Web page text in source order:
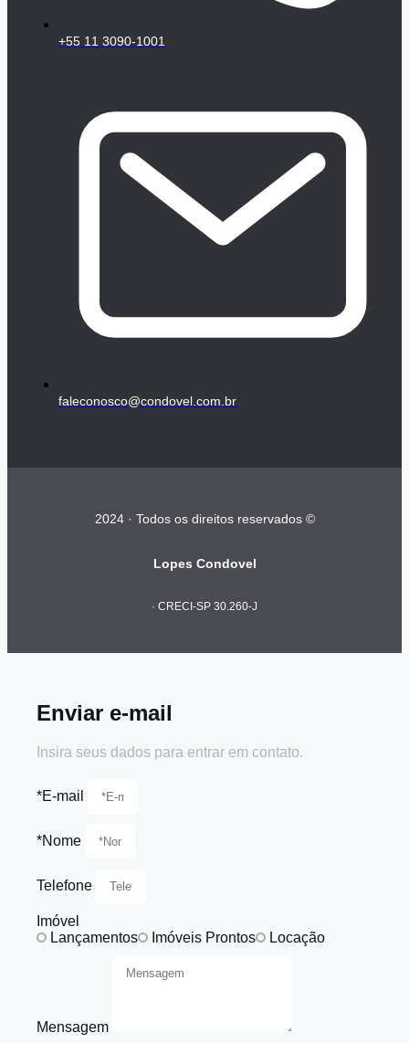
+55 11 3090-1001
faleconosco@condovel.com.br
2024 · Todos os direitos reservados ©
Lopes Condovel
· CRECI-SP 30.260-J
Enviar e-mail
Insira seus dados para entrar em contato.
*E-mail
*Nome
Telefone
Imóvel
Lançamentos
Imóveis Prontos Locação
Mensagem